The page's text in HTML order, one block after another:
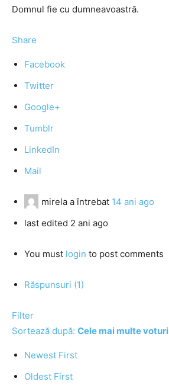
Domnul fie cu dumneavoastră.
Share
Facebook
Twitter
Google+
Tumblr
LinkedIn
Mail
mirela a întrebat 14 ani ago
last edited 2 ani ago
You must login to post comments
Răspunsuri (1)
Filter
Sortează după: Cele mai multe voturi
Newest First
Oldest First